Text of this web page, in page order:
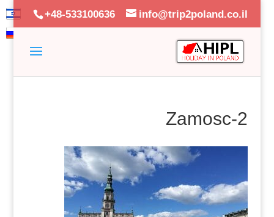
+48-533100636 info@trip2poland.co.il
Zamosc-2